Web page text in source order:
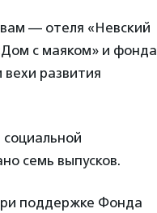
— отеля «Невский
с маяком» и фонда
развития
семь выпусков.
поддержке Фонда